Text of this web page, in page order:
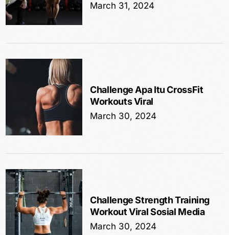
March 31, 2024
Challenge Apa Itu CrossFit
Workouts Viral
March 30, 2024
Challenge Strength Training
Workout Viral Sosial Media
March 30, 2024